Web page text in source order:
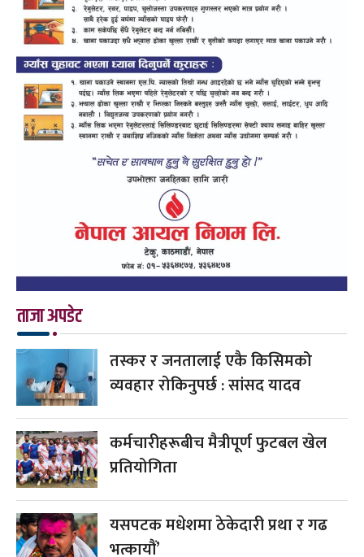
ताजा अपडेट
तस्कर र जनतालाई एकै किसिमको
व्यवहार रोकिनुपर्छ : सांसद यादव
कर्मचारीहरूबीच मैत्रीपूर्ण फुटबल खेल
प्रतियोगिता
यसपटक मधेशमा ठेकेदारी प्रथा र गढ
भत्कायौं’